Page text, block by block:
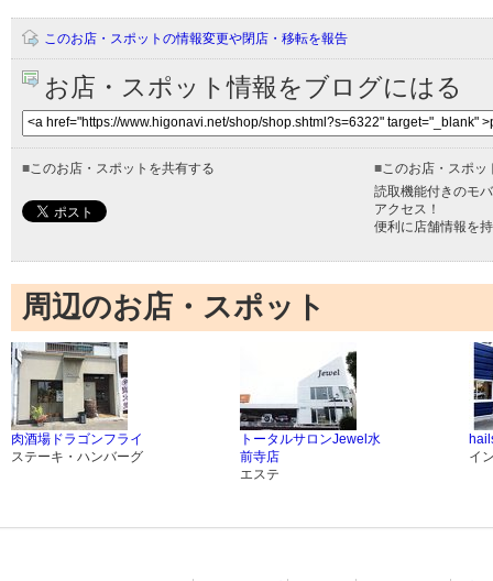
このお店・スポットの情報変更や閉店・移転を報告
お店・スポット情報をブログにはる
■ このお店・スポットを共有する ■ このお店・スポ
読取機能付きのモ
アクセス！
便利に店舗情報を
周辺のお店・スポット
肉酒場ドラゴンフライ
ステーキ・ハンバーグ
トータルサロンJewel水
前寺店
エステ
イ